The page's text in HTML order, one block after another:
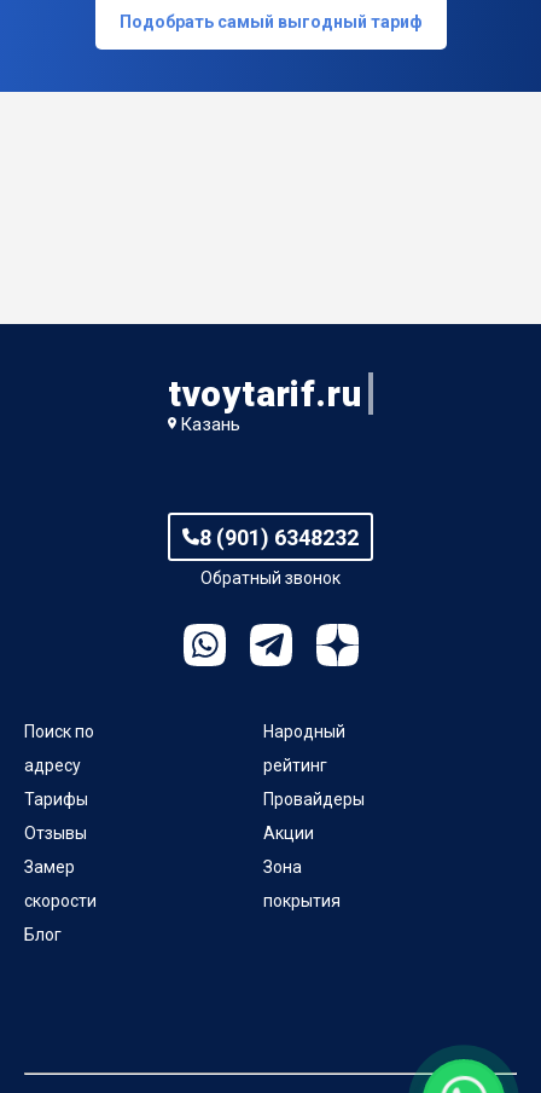
Подобрать самый выгодный тариф
tvoytarif.ru
Казань
8 (901) 6348232
Обратный звонок
Поиск по
адресу
Тарифы
Отзывы
Замер
скорости
Блог
Народный
рейтинг
Провайдеры
Акции
Зона
покрытия